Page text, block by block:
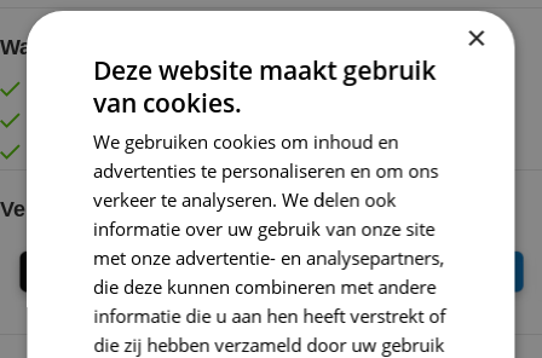
Waarom kopen bij de Wolkast?
Lage verzendkosten vanaf € 4,99 binnen NL
Vóór 16:30 besteld = Zelfde (werk)dag verzonden
Veilig online betalen
×
Deze website maakt gebruik
van cookies.
We gebruiken cookies om inhoud en
advertenties te personaliseren en om ons
verkeer te analyseren. We delen ook
informatie over uw gebruik van onze site
met onze advertentie- en analysepartners,
die deze kunnen combineren met andere
informatie die u aan hen heeft verstrekt of
die zij hebben verzameld door uw gebruik